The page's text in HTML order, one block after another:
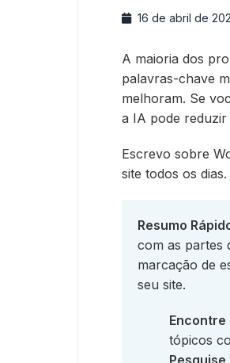
16 de abril de
A maioria dos
palavras-chave
melhoram. Se
a IA pode reduzir
Escrevo sobre
site todos os
Resumo
com as partes
marcação de
seu site.
Encontre
tópicos